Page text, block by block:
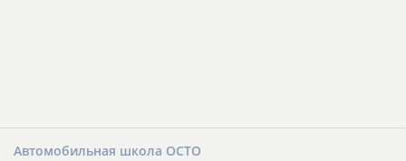
Автомобильная школа ОСТО